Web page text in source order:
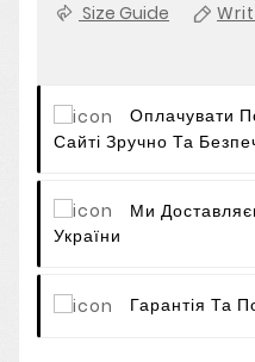
Size Guide
Оплачувати
Сайті Зручно Та
Ми
України
Гарантія Та